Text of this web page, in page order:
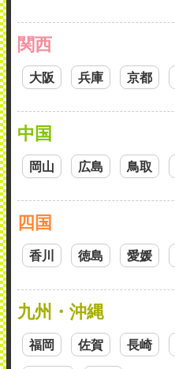
関西
大阪 兵庫 京都
中国
岡山 広島 鳥取
四国
香川 徳島 愛媛
九州・沖縄
福岡 佐賀 長崎